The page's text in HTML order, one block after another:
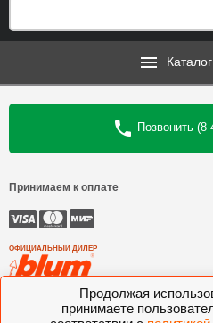
Продолжая
принимаете
Позвонить (8
Принимаем к оплате
ОФИЦИАЛЬНЫЙ ДИЛЕР
Интеркомплект, 2006—2026